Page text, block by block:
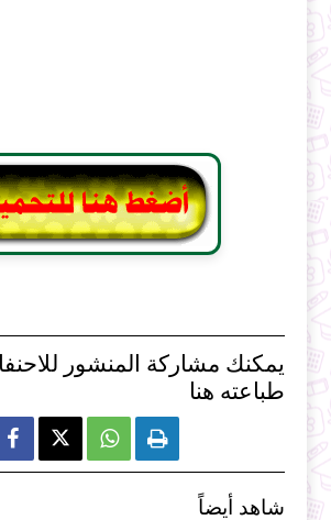
يمكنك مشاركة المنشور
طباعته هنا
  
شاهد أيضاً